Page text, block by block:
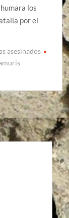
los
por el
asesinados